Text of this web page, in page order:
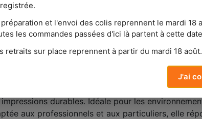
préparation et l'envoi des colis reprennent le mardi 18
les commandes passées d'ici là partent à cette
retraits sur place reprennent à partir du mardi 18 août.
J'ai
neuf, conçu pour offrir une
durables. Idéale pour les
aux professionnels et aux particuliers, elle